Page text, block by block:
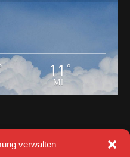
verwalten
11°
MI